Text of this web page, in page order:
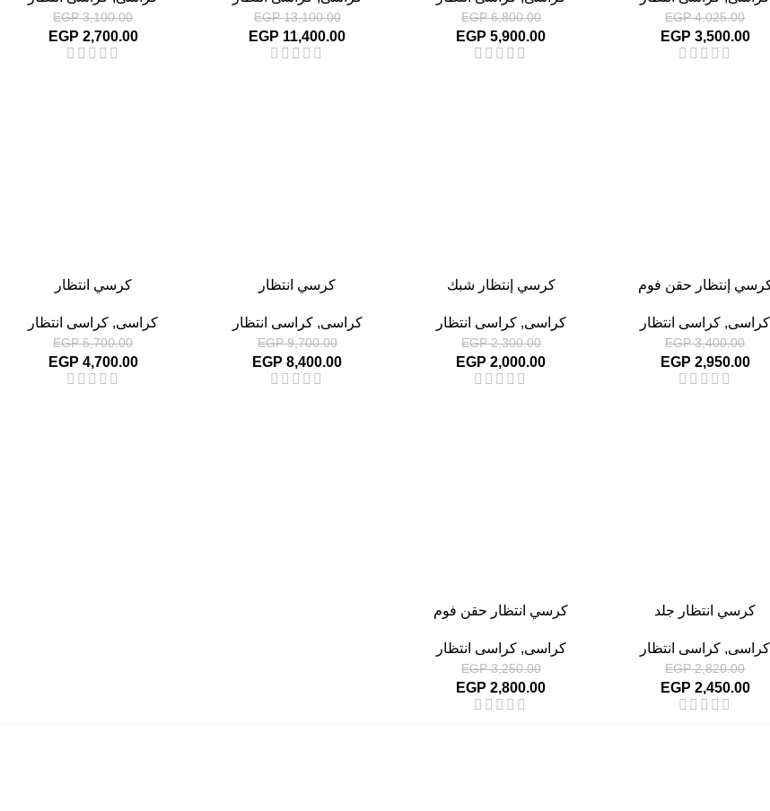
EGP4,025.00
EGP 3,500.00
EGP6,800.00
EGP 5,900.00
EGP13,100.00
EGP 11,400.00
EGP3,100.00
EGP 2,700.00
إنتظار حقن فوم
كراسى, كراسى انتظار
EGP3,400.00
EGP 2,950.00
كرسي إنتظار شبك
كراسى,كراسى انتظار
EGP2,300.00
EGP 2,000.00
كرسي انتظار
كراسى,كراسى انتظار
EGP9,700.00
EGP 8,400.00
كرسي انتظار
كراسى, كراسى انتظار
EGP5,700.00
EGP 4,700.00
كرسي انتظار جلد
كراسى, كراسى انتظار
EGP2,820.00
EGP 2,450.00
كرسي انتظار حقن فوم
كراسى,كراسى انتظار
EGP3,250.00
EGP 2,800.00